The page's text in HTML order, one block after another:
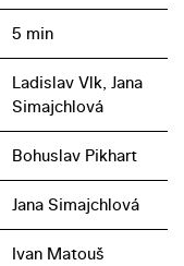
5 min
Ladislav Vlk, Jana
Simajchlová
Bohuslav Pikhart
Jana Simajchlová
Ivan Matouš